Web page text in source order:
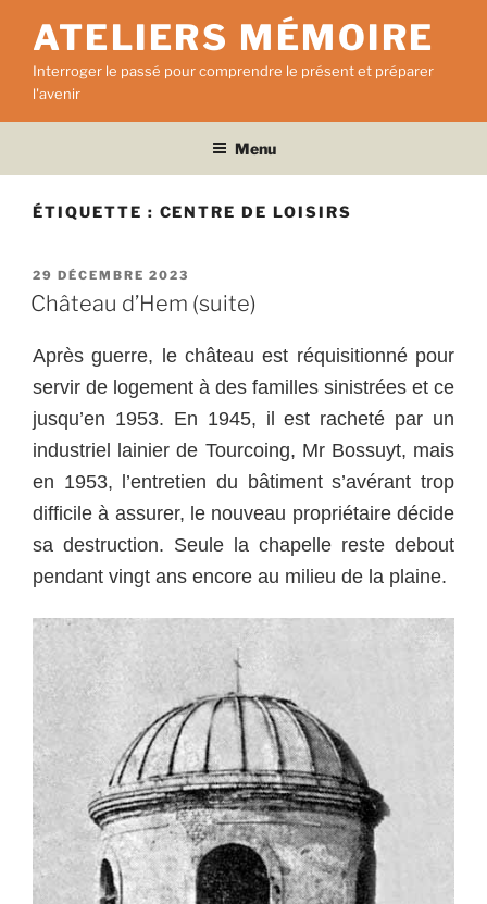
contenu
principal
ATELIERS MÉMOIRE
Interroger le passé pour comprendre le présent et préparer
l'avenir
Menu
ÉTIQUETTE : CENTRE DE LOISIRS
PUBLIÉ
LE
29 DÉCEMBRE 2023
Château d’Hem (suite)
Après guerre, le château est réquisitionné pour
servir de logement à des familles sinistrées et ce
jusqu’en 1953. En 1945, il est racheté par un
industriel lainier de Tourcoing, Mr Bossuyt, mais
en 1953, l’entretien du bâtiment s’avérant trop
difficile à assurer, le nouveau propriétaire décide
sa destruction. Seule la chapelle reste debout
pendant vingt ans encore au milieu de la plaine.